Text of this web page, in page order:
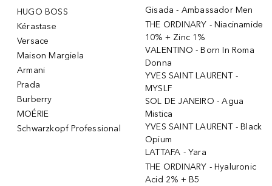
HUGO BOSS
Kérastase
Versace
Maison Margiela
Armani
Prada
Burberry
MOÉRIE
Schwarzkopf Professional
Gisada - Ambassador Men
THE ORDINARY - Niacinamide
10% + Zinc 1%
VALENTINO - Born In Roma
Donna
YVES SAINT LAURENT -
MYSLF
SOL DE JANEIRO - Agua
Mistica
YVES SAINT LAURENT - Black
Opium
LATTAFA - Yara
THE ORDINARY - Hyaluronic
Acid 2% + B5